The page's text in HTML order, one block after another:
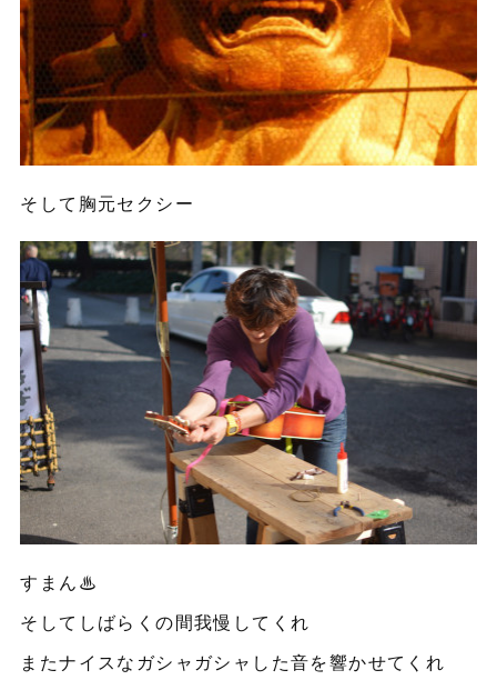
そして胸元セクシー
すまん♨︎
そしてしばらくの間我慢してくれ
またナイスなガシャガシャした音を響かせてくれ